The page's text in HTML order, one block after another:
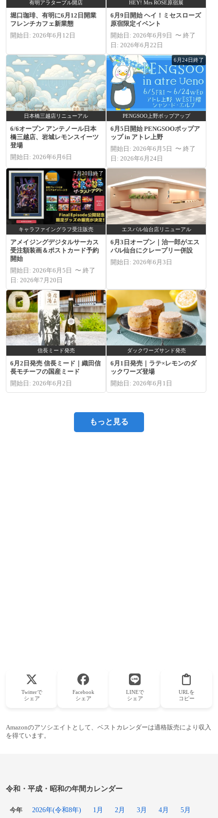
有明アラターブル開店
堀口珈琲、有明に6月12日開業
フレンチカフェ新業態
開始日: 2026年6月12日
HEY! Mrs ROSE原宿展
6月9日開始 ヘイ！ミセスローズ
原宿限定イベント
開始日: 2026年6月9日 〜 終了
日: 2026年6月22日
日本橋三越店リニューアル
6/6オープン アンテノール日本
橋三越店、岩城レモンスイーツ
登場
開始日: 2026年6月6日
6月24日終了
PENGSOO上野ポップアップ
6月5日開始 PENGSOOポップア
ップ in アトレ上野
開始日: 2026年6月5日 〜 終了
日: 2026年6月24日
7月20日終了
キャラファイングラフ受注販売
アメイジングデジタルサーカス
受注額装画＆ポストカード予約
開始
開始日: 2026年6月5日 〜 終了
日: 2026年7月20日
エスパル仙台店リニューアル
6月3日オープン｜治一郎がエス
パル仙台にクレープリー併設
開始日: 2026年6月3日
信長ミード発売
6月2日発売 信長ミード｜織田信
長モチーフの国産ミード
開始日: 2026年6月2日
ダックワーズサンド発売
6月1日発売｜ラテ×レモンのダ
ックワーズ登場
開始日: 2026年6月1日
もっと見る
Twitterで
シェア
Facebook
シェア
LINEで
シェア
URLを
コピー
Amazonのアソシエイトとして、ベストカレンダーは適格販売により収入
を得ています。
令和・平成・昭和の年間カレンダー
今年 2026年(令和8年) 1月 2月 3月 4月 5月